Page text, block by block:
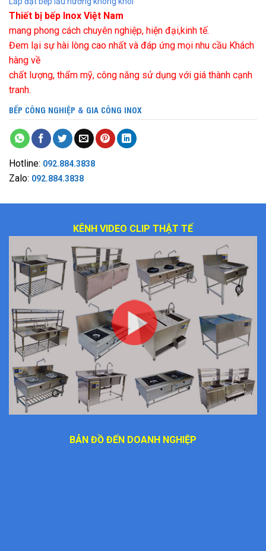
Thiết bị bếp Inox Việt Nam
mang phong cách chuyên nghiệp, hiện đại,kinh tế.
Đem lại sự hài lòng cao nhất và đáp ứng mọi nhu cầu Khách
hàng về
chất lượng, thẩm mỹ, công năng sử dụng với giá thành cạnh
tranh.
BẾP CÔNG NGHIỆP & GIA CÔNG INOX
Hotline: 092.884.3838
Zalo: 092.884.3838
KÊNH VIDEO CLIP THẬT TẾ
BẢN ĐỒ ĐẾN DOANH NGHIỆP